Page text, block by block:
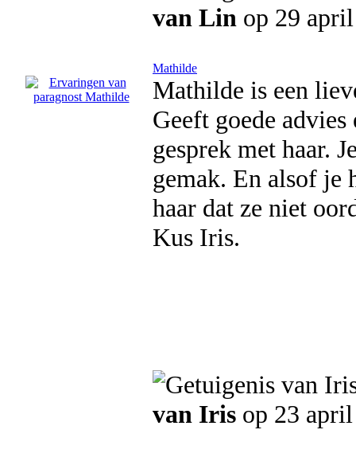
van Lin op 29
Mathilde
Mathilde is een
Geeft goede
gesprek met haar.
gemak. En alsof je
haar dat ze niet
Kus Iris.
van Iris op 23